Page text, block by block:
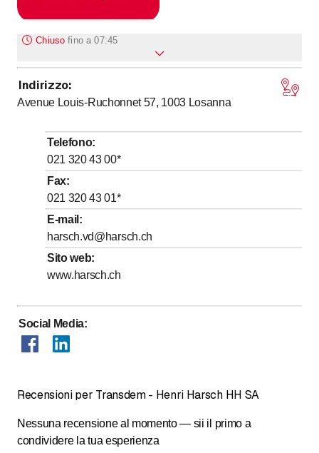
Chiuso fino a 07:45
Lunedì fino a
30
Martedì
7:
Mercoledì
7:45- fino a
17:30
Giovedì
Venerdì
Sabato
Domenica
Indirizzo:
Avenue Louis-Ruchonnet 57, 1003 Losanna
Telefono:
021 320 43 00*
Fax:
021 320 43 01*
E-mail :
harsch.vd@harsch.ch
Sito web:
www.harsch.ch
Social Media:
Recensioni per Transdem - Henri Harsch HH SA
Nessuna recensione al momento — sii il primo a
condividere la tua esperienza